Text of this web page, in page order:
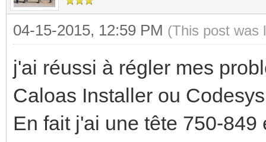
04-15-2015, 12:59 PM (This post was
j'ai réussi à régler mes
Caloas Installer ou
En fait j'ai une tête 750-